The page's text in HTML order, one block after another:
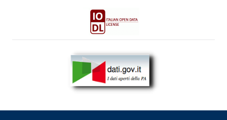
Italian Open Data License v2.0 apre una nuova
dati.gov.it - I dati aperti della pubblica